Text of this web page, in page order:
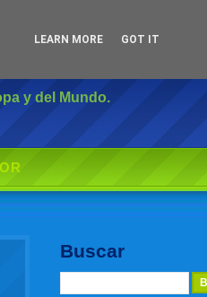
y del Mundo.
Buscar
LEARN MORE GOT IT